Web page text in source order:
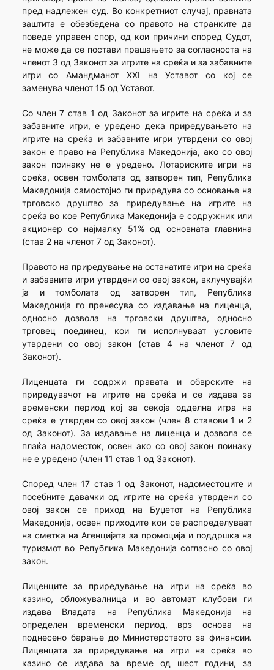
пред надлежен суд. Во конкретниот случај, правната
заштита е обезбедена со правото на странките да
поведе управен спор, од кои причини според Судот,
не може да се постави прашањето за согласноста на
членот 3 од Законот за игрите на среќа и за забавните
игри со Амандманот XXI на Уставот со кој се
заменува членот 15 од Уставот.
Со член 7 став 1 од Законот за игрите на среќа и за
забавните игри, е уредено дека приредувањето на
игрите на среќа и забавните игри утврдени со овој
закон е право на Република Македонија, ако со овој
закон поинаку не е уредено. Лотариските игри на
среќа, освен томболата од затворен тип, Република
Македонија самостојно ги приредува со основање на
трговско друштво за приредување на игрите на
среќа во кое Република Македонија е содружник или
акционер со најмалку 51% од основната главнина
(став 2 на членот 7 од Законот).
Правото на приредување на останатите игри на среќа
и забавните игри утврдени со овој закон, вклучувајќи
ја и томболата од затворен тип, Република
Македонија го пренесува со издавање на лиценца,
односно дозвола на трговски друштва, односно
трговец поединец, кои ги исполнуваат условите
утврдени со овој закон (став 4 на членот 7 од
Законот).
Лиценцата ги содржи правата и обврските на
приредувачот на игрите на среќа и се издава за
временски период кој за секоја одделна игра на
среќа е утврден со овој закон (член 8 ставови 1 и 2
од Законот). За издавање на лиценца и дозвола се
плаќа надоместок, освен ако со овој закон поинаку
не е уредено (член 11 став 1 од Законот).
Според член 17 став 1 од Законот, надоместоците и
посебните давачки од игрите на среќа утврдени со
овој закон се приход на Буџетот на Република
Македонија, освен приходите кои се распределуваат
на сметка на Агенцијата за промоција и поддршка на
туризмот во Република Македонија согласно со овој
закон.
Лиценците за приредување на игри на среќа во
казино, обложувалница и во автомат клубови ги
издава Владата на Република Македонија на
определен временски период, врз основа на
поднесено барање до Министерството за финансии.
Лиценцата за приредување на игри на среќа во
казино се издава за време од шест години, за